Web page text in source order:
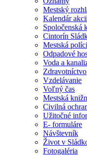
Mestský
Kalendár
Spoločenská
Cintorín
Mestská
Odpadové
Voda a
Zdravotníctvo
Vzdelávanie
Voľný čas
Mestská
Civilná
Užitočné
E- formuláre
Návštevník
Život v
Fotogaléria